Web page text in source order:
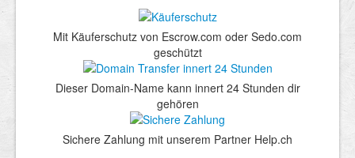
Mit Käuferschutz von Escrow.com oder Sedo.com
geschützt
Dieser Domain-Name kann innert 24 Stunden dir
gehören
Sichere Zahlung mit unserem Partner Help.ch